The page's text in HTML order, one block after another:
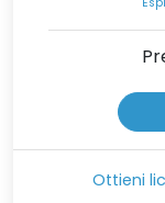
Ottieni